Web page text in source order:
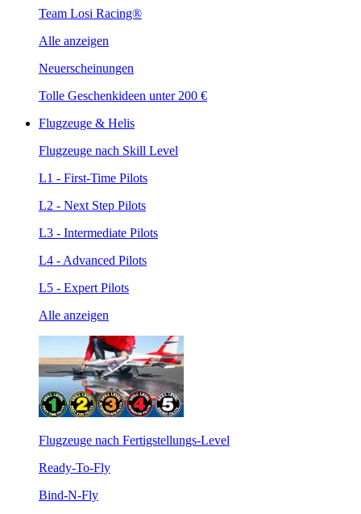
Team Losi Racing®
Alle anzeigen
Neuerscheinungen
Tolle Geschenkideen unter 200 €
Flugzeuge & Helis
Flugzeuge nach Skill Level
L1 - First-Time Pilots
L2 - Next Step Pilots
L3 - Intermediate Pilots
L4 - Advanced Pilots
L5 - Expert Pilots
Alle anzeigen
Flugzeuge nach Fertigstellungs-Level
Ready-To-Fly
Bind-N-Fly